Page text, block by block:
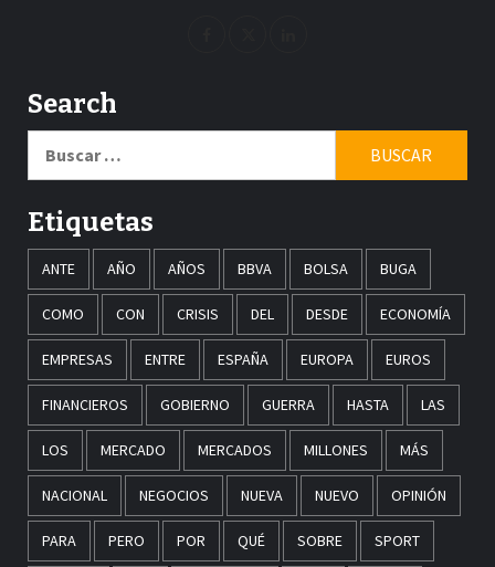
Search
Etiquetas
ANTE AÑO AÑOS BBVA BOLSA BUGA
COMO CON CRISIS DEL DESDE ECONOMÍA
EMPRESAS ENTRE ESPAÑA EUROPA EUROS
FINANCIEROS GOBIERNO GUERRA HASTA LAS
LOS MERCADO MERCADOS MILLONES MÁS
NACIONAL NEGOCIOS NUEVA NUEVO OPINIÓN
PARA PERO POR QUÉ SOBRE SPORT